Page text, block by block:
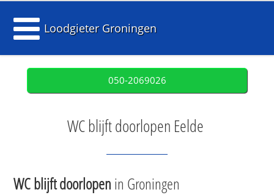
Loodgieter Groningen
050-2069026
WC blijft doorlopen Eelde
WC blijft doorlopen in Groningen